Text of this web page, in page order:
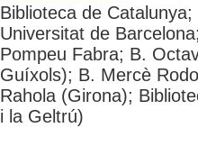
Biblioteca de
Universitat de
Pompeu Fabra; B.
Guíxols); B. Mercè
Rahola (Girona);
i la Geltrú)